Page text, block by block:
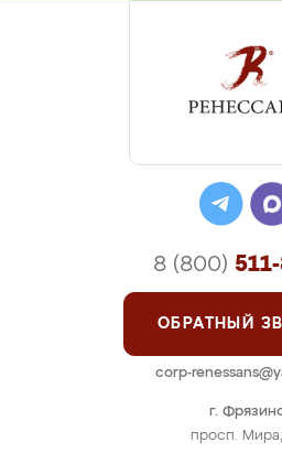
г.
просп.
8 (800)
ОБРАТНЫЙ
corp-